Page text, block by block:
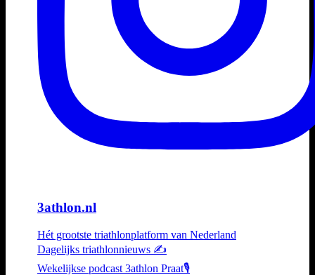
3athlon.nl
Hét grootste triathlonplatform van Nederland
Dagelijks triathlonnieuws ✍️
Wekelijkse podcast 3athlon Praat🎙️